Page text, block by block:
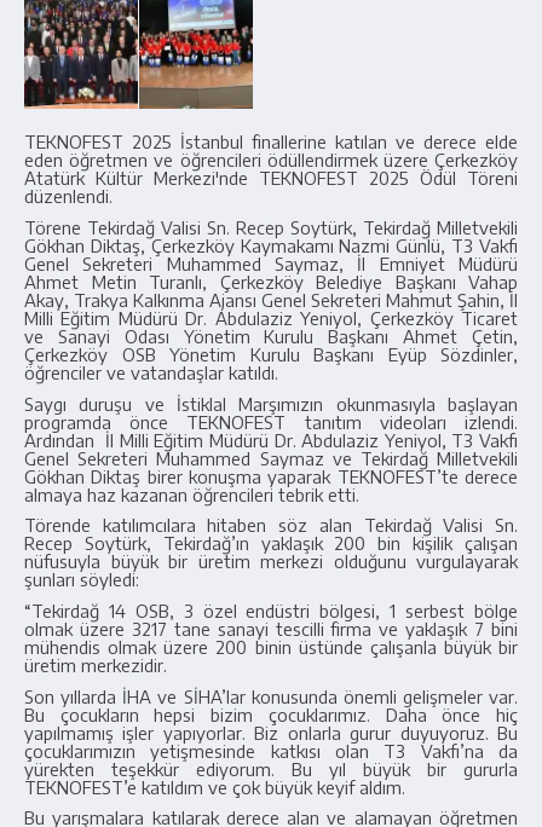
TEKNOFEST 2025 İstanbul finallerine katılan ve derece elde
eden öğretmen ve öğrencileri ödüllendirmek üzere Çerkezköy
Atatürk Kültür Merkezi'nde TEKNOFEST 2025 Ödül Töreni
düzenlendi.
Törene Tekirdağ Valisi Sn. Recep Soytürk, Tekirdağ Milletvekili
Gökhan Diktaş, Çerkezköy Kaymakamı Nazmi Günlü, T3 Vakfı
Genel Sekreteri Muhammed Saymaz, İl Emniyet Müdürü
Ahmet Metin Turanlı, Çerkezköy Belediye Başkanı Vahap
Akay, Trakya Kalkınma Ajansı Genel Sekreteri Mahmut Şahin, İl
Milli Eğitim Müdürü Dr. Abdulaziz Yeniyol, Çerkezköy Ticaret
ve Sanayi Odası Yönetim Kurulu Başkanı Ahmet Çetin,
Çerkezköy OSB Yönetim Kurulu Başkanı Eyüp Sözdinler,
öğrenciler ve vatandaşlar katıldı.
Saygı duruşu ve İstiklal Marşımızın okunmasıyla başlayan
programda önce TEKNOFEST tanıtım videoları izlendi.
Ardından İl Milli Eğitim Müdürü Dr. Abdulaziz Yeniyol, T3 Vakfı
Genel Sekreteri Muhammed Saymaz ve Tekirdağ Milletvekili
Gökhan Diktaş birer konuşma yaparak TEKNOFEST’te derece
almaya haz kazanan öğrencileri tebrik etti.
Törende katılımcılara hitaben söz alan Tekirdağ Valisi Sn.
Recep Soytürk, Tekirdağ’ın yaklaşık 200 bin kişilik çalışan
nüfusuyla büyük bir üretim merkezi olduğunu vurgulayarak
şunları söyledi:
“Tekirdağ 14 OSB, 3 özel endüstri bölgesi, 1 serbest bölge
olmak üzere 3217 tane sanayi tescilli firma ve yaklaşık 7 bini
mühendis olmak üzere 200 binin üstünde çalışanla büyük bir
üretim merkezidir.
Son yıllarda İHA ve SİHA’lar konusunda önemli gelişmeler var.
Bu çocukların hepsi bizim çocuklarımız. Daha önce hiç
yapılmamış işler yapıyorlar. Biz onlarla gurur duyuyoruz. Bu
çocuklarımızın yetişmesinde katkısı olan T3 Vakfı’na da
yürekten teşekkür ediyorum. Bu yıl büyük bir gururla
TEKNOFEST’e katıldım ve çok büyük keyif aldım.
Bu yarışmalara katılarak derece alan ve alamayan öğretmen